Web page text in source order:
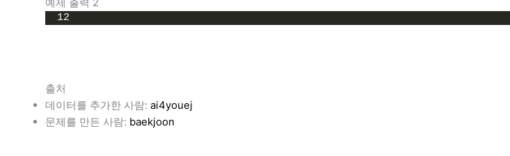
12
출처
데이터를 추가한 사람: ai4youej
문제를 만든 사람: baekjoon